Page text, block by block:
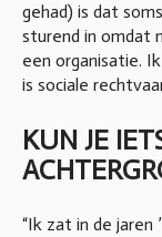
gehad) is dat
sturend in omdat
een organisatie.
is sociale
KUN JE
“Ik zat in de jaren